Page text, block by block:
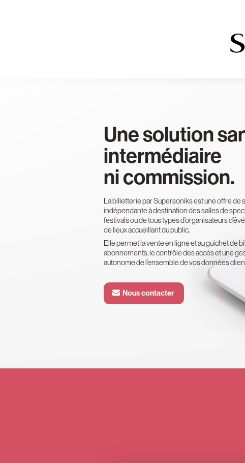
Une solution
intermédiaire
ni commission.
La billetterie par Supersoniks est une offre de
indépendante à destination des salles de
festivals ou de tous types d’organisateurs
de lieux accueillant du public.
Elle permet la vente en ligne et au guichet de
abonnements, le contrôle des accès et une
autonome de l’ensemble de vos données
Nous contacter